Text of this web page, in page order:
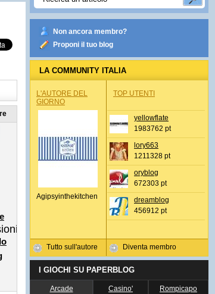
Non ancora membro?
Proponi il tuo blog
LA COMMUNITY ITALIA
L'AUTORE DEL
GIORNO
Agipsyinthekitchen
Tutto sull'autore
TOP UTENTI
yellowflate
1983762 pt
lory663
1211328 pt
oryblog
672303 pt
dreamblog
456912 pt
Diventa membro
I GIOCHI SU PAPERBLOG
Arcade Casino' Rompicapo